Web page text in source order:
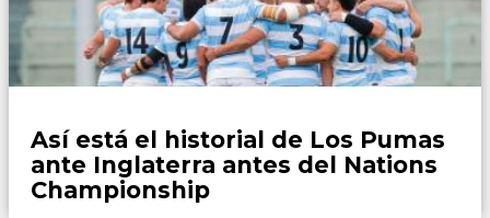
Así está el historial de Los Pumas
ante Inglaterra antes del Nations
Championship